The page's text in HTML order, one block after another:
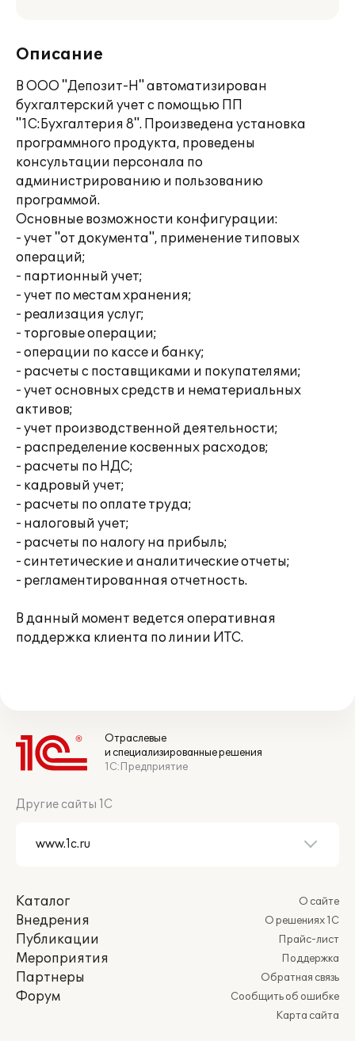
Описание
В ООО "Депозит-Н" автоматизирован
бухгалтерский учет с помощью ПП
"1С:Бухгалтерия 8". Произведена установка
программного продукта, проведены
консультации персонала по
администрированию и пользованию
программой.
Основные возможности конфигурации:
- учет "от документа", применение типовых
операций;
- партионный учет;
- учет по местам хранения;
- реализация услуг;
- торговые операции;
- операции по кассе и банку;
- расчеты с поставщиками и покупателями;
- учет основных средств и нематериальных
активов;
- учет производственной деятельности;
- распределение косвенных расходов;
- расчеты по НДС;
- кадровый учет;
- расчеты по оплате труда;
- налоговый учет;
- расчеты по налогу на прибыль;
- синтетические и аналитические отчеты;
- регламентированная отчетность.
В данный момент ведется оперативная
поддержка клиента по линии ИТС.
Отраслевые
и специализированные решения
1С:Предприятие
Другие сайты 1С
Каталог
Внедрения
Публикации
Мероприятия
Партнеры
Форум
О сайте
О решениях 1С
Прайс-лист
Поддержка
Обратная связь
Сообщить об ошибке
Карта сайта